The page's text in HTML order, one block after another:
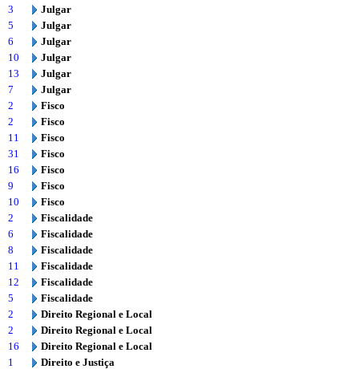
3
Julgar
5
Julgar
6
Julgar
10
Julgar
13
Julgar
7
Julgar
2
Fisco
2
Fisco
11
Fisco
31
Fisco
16
Fisco
9
Fisco
10
Fisco
2
Fiscalidade
6
Fiscalidade
8
Fiscalidade
11
Fiscalidade
12
Fiscalidade
5
Fiscalidade
2
Direito Regional e Local
2
Direito Regional e Local
16
Direito Regional e Local
1
Direito e Justiça